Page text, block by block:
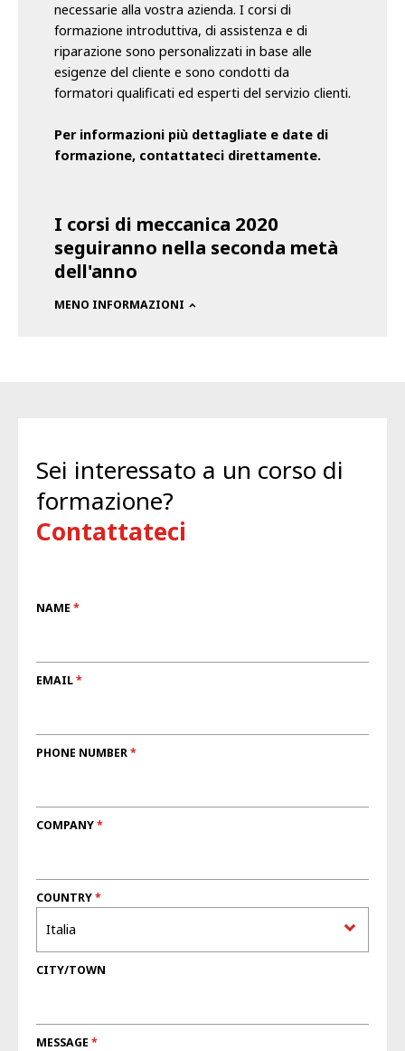
necessarie alla vostra azienda. I corsi di
formazione introduttiva, di assistenza e di
riparazione sono personalizzati in base alle
esigenze del cliente e sono condotti da
formatori qualificati ed esperti del servizio clienti.
Per informazioni più dettagliate e date di
formazione, contattateci direttamente.
I corsi di meccanica 2020
seguiranno nella seconda metà
dell'anno
MENO INFORMAZIONI
Sei interessato a un corso di
formazione?
Contattateci
NAME
EMAIL
PHONE NUMBER
COMPANY
COUNTRY
CITY/TOWN
MESSAGE